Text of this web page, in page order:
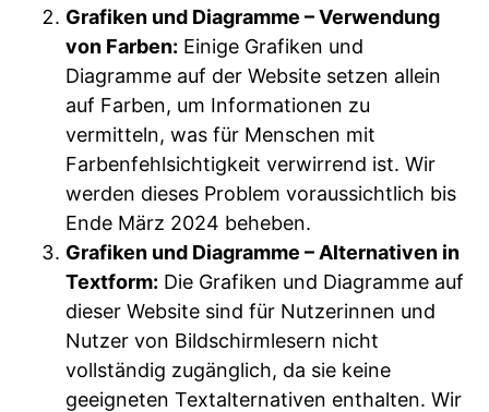
Grafiken und Diagramme – Verwendung
von Farben: Einige Grafiken und
Diagramme auf der Website setzen allein
auf Farben, um Informationen zu
vermitteln, was für Menschen mit
Farbenfehlsichtigkeit verwirrend ist. Wir
werden dieses Problem voraussichtlich bis
Ende März 2024 beheben.
Grafiken und Diagramme – Alternativen in
Textform: Die Grafiken und Diagramme auf
dieser Website sind für Nutzerinnen und
Nutzer von Bildschirmlesern nicht
vollständig zugänglich, da sie keine
geeigneten Textalternativen enthalten. Wir